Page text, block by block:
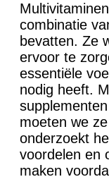
combinatie
bevatten. Ze
ervoor te
essentiële
nodig heeft.
moeten we
onderzoekt
voordelen en
maken